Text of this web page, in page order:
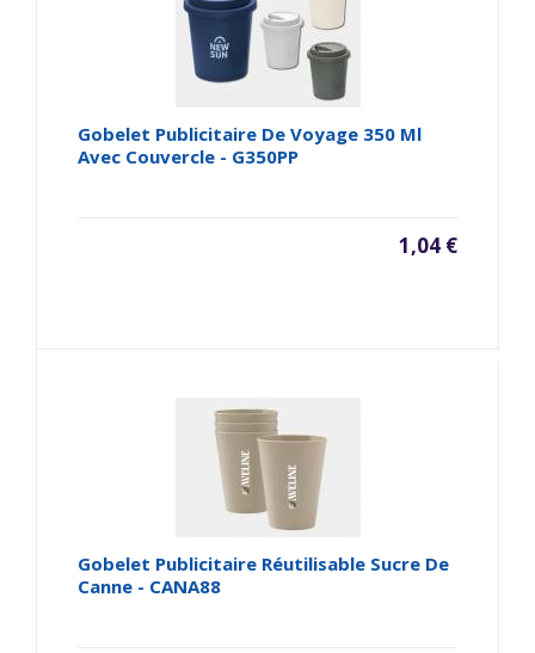
Gobelet Publicitaire De Voyage 350 Ml
Avec Couvercle - G350PP
1,04 €
Gobelet Publicitaire Réutilisable Sucre De
Canne - CANA88